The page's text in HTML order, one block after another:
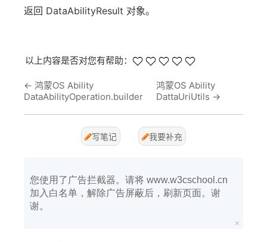
返回 DataAbilityResult 对象。
以上内容是否对您有帮助：
← 鸿蒙OS Ability
DataAbilityOperation.builder
鸿蒙OS Ability
DattaUriUtils →
写笔记 我要补充
您使用了广告拦截器。请将 www.w3cschool.cn
加入白名单，解除广告屏蔽后，刷新页面。谢
谢。